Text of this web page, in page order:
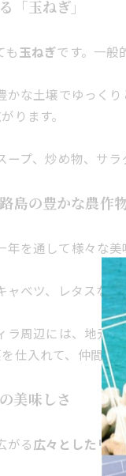
「玉ねぎ」
も 玉ねぎです。一般
かな土壌でゆっく
ります。
ープ、炒め物、サ
島の豊かな農作
を通して様々な美
ャベツ、レタスな
ラ周辺には、地元
仕入れて、仲間と
美味しさ
がる広々としたリビ